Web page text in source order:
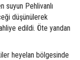
suyun Pehlivanlı
düşünülerek
edildi. Öte yandan
heyelan bölgesinde